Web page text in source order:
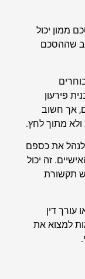
ממון יכול
שההסכם
פירעון
אך חשוב
מתוך לחץ.
לנהל את כספם
זה יכול
תקשורת
עורך דין
למצוא את